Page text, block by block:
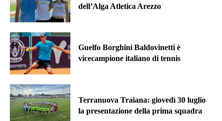
dell’Alga Atletica Arezzo
Guelfo Borghini Baldovinetti è
vicecampione italiano di tennis
Terranuova Traiana: giovedì 30 luglio
la presentazione della prima squadra